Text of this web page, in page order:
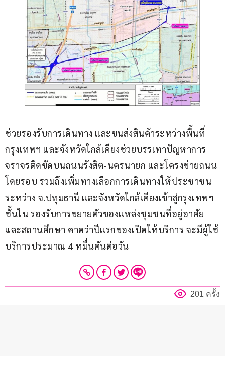
ช่วยรองรับการเดินทาง และขนส่งสินค้าระหว่างพื้นที่
กรุงเทพฯ และจังหวัดใกล้เคียงช่วยบรรเทาปัญหาการ
จราจรติดขัดบนถนนรังสิต-นครนายก และโครงข่ายถนน
โดยรอบ รวมถึงเพิ่มทางเลือกการเดินทางให้ประชาชน
ระหว่าง จ.ปทุมธานี และจังหวัดใกล้เคียงเข้าสู่กรุงเทพฯ
ชั้นใน รองรับการขยายตัวของแหล่งชุมชนที่อยู่อาศัย
และสถานศึกษา คาดว่าปีแรกของเปิดให้บริการ จะมีผู้ใช้
บริการประมาณ 4 หมื่นคันต่อวัน
201 ครั้ง